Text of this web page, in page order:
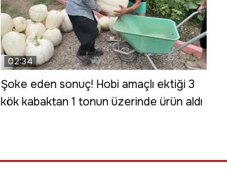
02:34
Şoke eden sonuç! Hobi amaçlı ektiği 3
kök kabaktan 1 tonun üzerinde ürün aldı